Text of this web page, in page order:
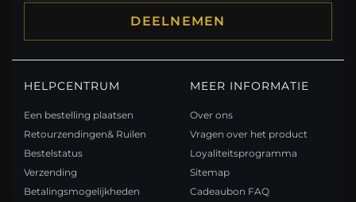
DEELNEMEN
HELPCENTRUM
Een bestelling plaatsen
Retourzendingen& Ruilen
Bestelstatus
Verzending
Betalingsmogelijkheden
MEER INFORMATIE
Over ons
Vragen over het product
Loyaliteitsprogramma
Sitemap
Cadeaubon FAQ